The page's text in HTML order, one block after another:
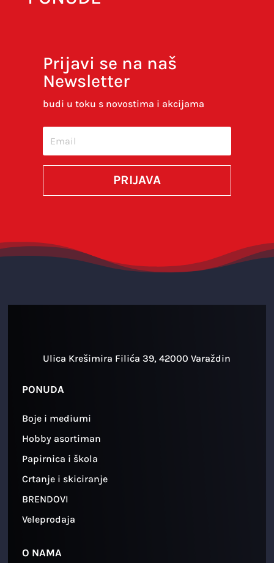
E-pošta *
Spremi moje ime, e-poštu i web-stranicu u
ovom internet pregledniku za sljedeći put kada
budem komentirao.
Prijavi se na naš
Newsletter
budi u toku s novostima i akcijama
PRIJAVA
Ulica Krešimira Filića 39, 42000 Varaždin
PONUDA
Boje i mediumi
Hobby asortiman
Papirnica i škola
Crtanje i skiciranje
BRENDOVI
Veleprodaja
O NAMA